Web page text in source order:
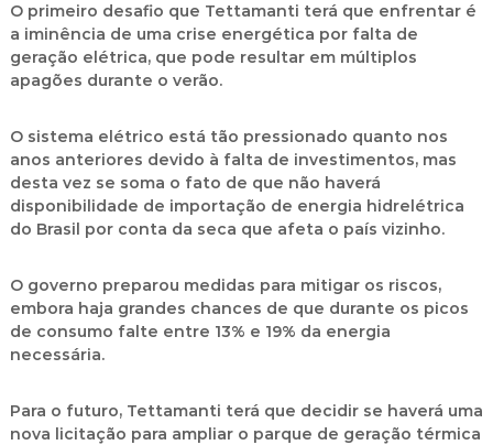
O primeiro desafio que Tettamanti terá que enfrentar é
a iminência de uma crise energética por falta de
geração elétrica, que pode resultar em múltiplos
apagões durante o verão.
O sistema elétrico está tão pressionado quanto nos
anos anteriores devido à falta de investimentos, mas
desta vez se soma o fato de que não haverá
disponibilidade de importação de energia hidrelétrica
do Brasil por conta da seca que afeta o país vizinho.
O governo preparou medidas para mitigar os riscos,
embora haja grandes chances de que durante os picos
de consumo falte entre 13% e 19% da energia
necessária.
Para o futuro, Tettamanti terá que decidir se haverá uma
nova licitação para ampliar o parque de geração térmica